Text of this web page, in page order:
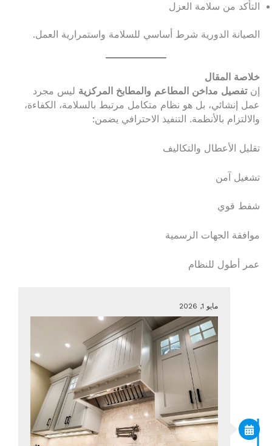
التأكد من سلامة العزل
الصيانة الدورية شرط أساسي للسلامة واستمرارية العمل.
خلاصة المقال
إنتفصيل مداخن المطاعم والمطابخ المركزية ليس مجرد
عمل إنشائي، بل هو نظام متكامل مرتبط بالسلامة، الكفاءة،
والالتزام بالأنظمة. التنفيذ الاحترافي يضمن:
تقليل الأعطال والتكاليف
تشغيل آمن
شفط قوي
موافقة الجهات الرسمية
عمر أطول للنظام
مايو 1, 2026